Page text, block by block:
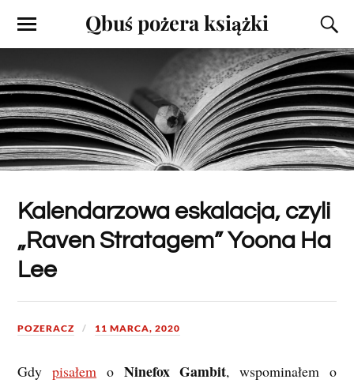
Qbuś pożera książki
Kalendarzowa eskalacja, czyli
„Raven Stratagem” Yoona Ha
Lee
POZERACZ 11 MARCA, 2020
Gdypisałem o Ninefox Gambit, wspominałem o